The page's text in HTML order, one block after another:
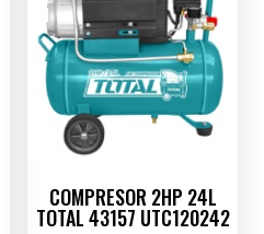
COMPRESOR 2HP 24L
TOTAL 43157 UTC120242